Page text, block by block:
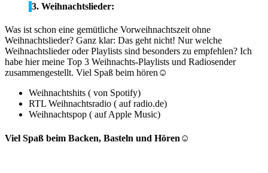
3. Weihnachtslieder:
Was ist schon eine gemütliche Vorweihnachtszeit ohne
Weihnachtslieder? Ganz klar: Das geht nicht! Nur welche
Weihnachtslieder oder Playlists sind besonders zu empfehlen? Ich
habe hier meine Top 3 Weihnachts-Playlists und Radiosender
zusammengestellt. Viel Spaß beim hören☺
Weihnachtshits ( von Spotify)
RTL Weihnachtsradio ( auf radio.de)
Weihnachtspop ( auf Apple Music)
Viel Spaß beim Backen, Basteln und Hören☺